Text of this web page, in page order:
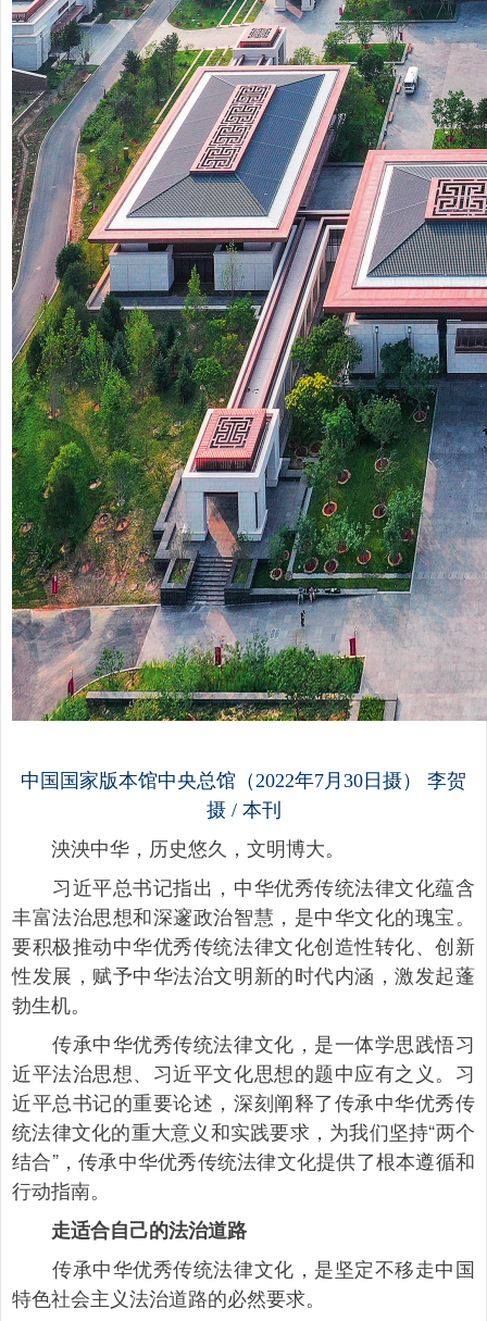
中国国家版本馆中央总馆（2022年7月30日摄） 李贺
摄 / 本刊
泱泱中华，历史悠久，文明博大。
习近平总书记指出，中华优秀传统法律文化蕴含
丰富法治思想和深邃政治智慧，是中华文化的瑰宝。
要积极推动中华优秀传统法律文化创造性转化、创新
性发展，赋予中华法治文明新的时代内涵，激发起蓬
勃生机。
传承中华优秀传统法律文化，是一体学思践悟习
近平法治思想、习近平文化思想的题中应有之义。习
近平总书记的重要论述，深刻阐释了传承中华优秀传
统法律文化的重大意义和实践要求，为我们坚持“两个
结合”，传承中华优秀传统法律文化提供了根本遵循和
行动指南。
走适合自己的法治道路
传承中华优秀传统法律文化，是坚定不移走中国
特色社会主义法治道路的必然要求。